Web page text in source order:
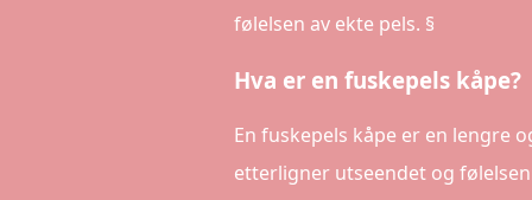
følelsen av ekte pels. §
Hva er en fuskepels kåpe?
En fuskepels kåpe er en lengre
etterligner utseendet og følelsen